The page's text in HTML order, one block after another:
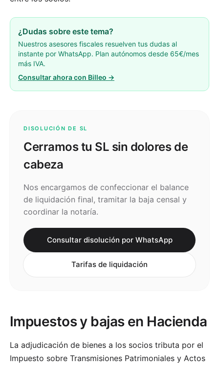
¿Dudas sobre este tema?
Nuestros asesores fiscales resuelven tus dudas al
instante por WhatsApp. Plan autónomos desde 65€/mes
más IVA.
Consultar ahora con Billeo →
DISOLUCIÓN DE SL
Cerramos tu SL sin dolores de
cabeza
Nos encargamos de confeccionar el balance
de liquidación final, tramitar la baja censal y
coordinar la notaría.
Consultar disolución por WhatsApp
Tarifas de liquidación
Impuestos y bajas en Hacienda
La adjudicación de bienes a los socios tributa por el
Impuesto sobre Transmisiones Patrimoniales y Actos